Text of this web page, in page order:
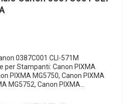
0387C001 CLI-571M
per Stampanti: Canon PIXMA
PIXMA MG5750, Canon PIXMA
MG5752, Canon PIXMA…